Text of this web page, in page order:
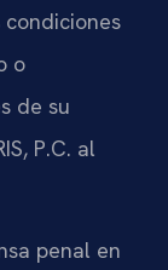
o
de su
P.C. al
penal en